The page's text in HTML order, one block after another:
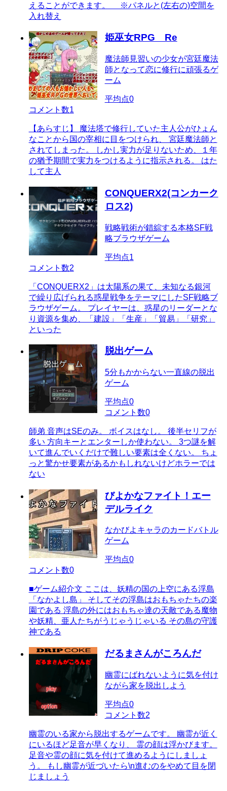
えることができます。 ※パネルと(左右の)空間を
入れ替え
姫巫女RPG Re
魔法師見習いの少女が宮廷魔法
師となって恋に修行に頑張るゲ
ーム
平均点0
コメント数1
【あらすじ】 魔法塔で修行していた主人公がひょん
なことから国の宰相に目をつけられ、 宮廷魔法師と
されてしまった。 しかし実力が足りないため、１年
の猶予期間で実力をつけるように指示される。 はた
して主人
CONQUERX2(コンカーク
ロス2)
戦略戦術が錯綜する本格SF戦
略ブラウザゲーム
平均点1
コメント数2
「CONQUERX2」は太陽系の果て、未知なる銀河
で繰り広げられる惑星戦争をテーマにしたSF戦略ブ
ラウザゲーム。 プレイヤーは、惑星のリーダーとな
り資源を集め、「建設」「生産」「貿易」「研究」
といった
脱出ゲーム
5分もかからない一直線の脱出
ゲーム
平均点0
コメント数0
師弟 音声はSEのみ。 ボイスはなし。 後半セリフが
多い 方向キーとエンターしか使わない。 3つ謎を解
いて進んでいくだけで難しい要素は全くない。 ちょ
っと驚かせ要素があるかもしれないけどホラーでは
ない
びよかなファイト！エー
デルライク
なかびよキャラのカードバトル
ゲーム
平均点0
コメント数0
■ゲーム紹介文 ここは、妖精の国の上空にある浮島
「なかよし島」 そしてその浮島はおもちゃたちの楽
園である 浮島の外にはおもちゃ達の天敵である魔物
や妖精、亜人たちがうじゃうじゃいる その島の守護
神である
だるまさんがころんだ
幽霊にばれないように気を付け
ながら家を脱出しよう
平均点0
コメント数2
幽霊のいる家から脱出するゲームです。 幽霊が近く
にいるほど足音が早くなり、 霊の顔は浮かびます。
足音や霊の顔に気を付けて進めるようにしましょ
う。 もし幽霊が近づいたら\n進むのをやめて目を閉
じましょう